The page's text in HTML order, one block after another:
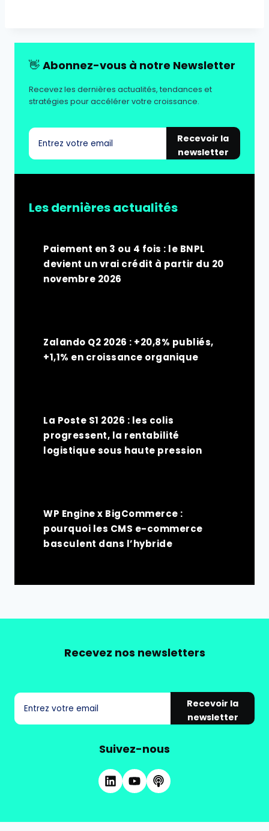
👋 Abonnez-vous à notre Newsletter
Recevez les dernières actualités, tendances et
stratégies pour accélérer votre croissance.
Recevoir la
newsletter
Les dernières actualités
Paiement en 3 ou 4 fois : le BNPL
devient un vrai crédit à partir du 20
novembre 2026
Zalando Q2 2026 : +20,8% publiés,
+1,1% en croissance organique
La Poste S1 2026 : les colis
progressent, la rentabilité
logistique sous haute pression
WP Engine x BigCommerce :
pourquoi les CMS e-commerce
basculent dans l’hybride
Recevez nos newsletters
Recevoir la
newsletter
Suivez-nous